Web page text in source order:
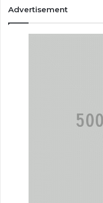
Advertisement